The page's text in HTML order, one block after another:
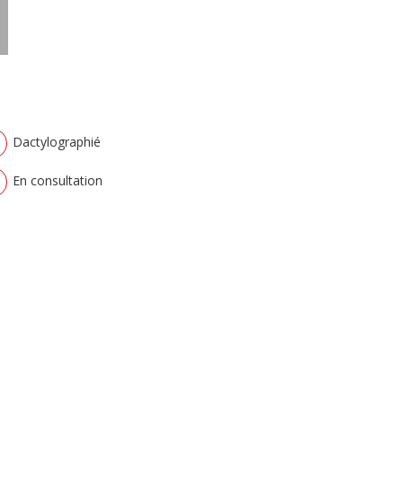
Dactylographié
En consultation